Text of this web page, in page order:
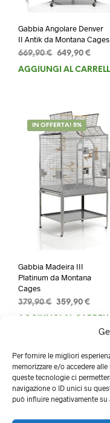
Per fornire le migliori
memorizzare e/o accedere
queste tecnologie ci
navigazione o ID unici su
può influire negativamente su
Gabbia Angolare Denver
II Antik da Montana Cages
669,90€ Il
prezzo
649,90 €
AGGIUNGI AL
IN OFFERTA! 5%
Gabbia Madeira III
Platinum da Montana
Cages
379,90€ Il
prezzo
359,90 €